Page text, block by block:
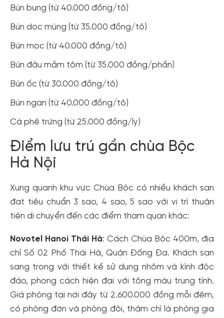
Bún bung (từ 40.000 đồng/tô)
Bún dọc mùng (từ 35.000 đồng/tô)
Bún mọc (từ 40.000 đồng/tô)
Bún đậu mắm tôm (từ 35.000 đồng/phần)
Bún ốc (từ 30.000 đồng/tô)
Bún ngan (từ 40.000 đồng/tô)
Cà phê trứng (từ 25.000 đồng/ly)
Điểm lưu trú gần chùa Bộc
Hà Nội
Xung quanh khu vực Chùa Bộc có nhiều khách sạn
đạt tiêu chuẩn 3 sao, 4 sao, 5 sao với vị trí thuận
tiện di chuyển đến các điểm tham quan khác:
Novotel Hanoi Thái Hà: Cách Chùa Bộc 400m, địa
chỉ Số 02 Phố Thái Hà, Quận Đống Đa. Khách sạn
sang trọng với thiết kế sử dụng nhôm và kính độc
đáo, phong cách hiện đại với tông màu trung tính.
Giá phòng tại nơi đây từ 2.600.000 đồng mỗi đêm,
có phòng đơn và phòng đôi, thậm chí là phòng gia